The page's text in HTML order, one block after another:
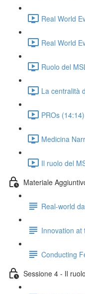
Real World
Real World
Ruolo del
La centralità
PROs (14:14)
Medicina
Il ruolo del
Materiale
Real-world
Innovation at
Conducting
Sessione 4 - Il